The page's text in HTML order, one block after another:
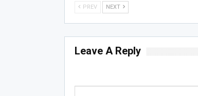
PREV NEXT
Leave A Reply